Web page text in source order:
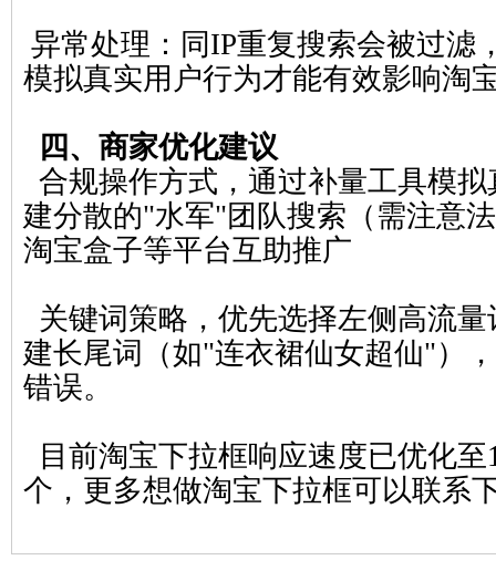
异常处理：同IP重复搜索会被过滤
模拟真实用户行为才能有效影响淘
四、商家优化建议
合规操作方式，通过补量工具模
建分散的"水军"团队搜索（需注意
淘宝盒子等平台互助推广
关键词策略，优先选择左侧高流
建长尾词（如"连衣裙仙女超仙"）
错误。
目前淘宝下拉框响应速度已优化
个，更多想做淘宝下拉框可以联系